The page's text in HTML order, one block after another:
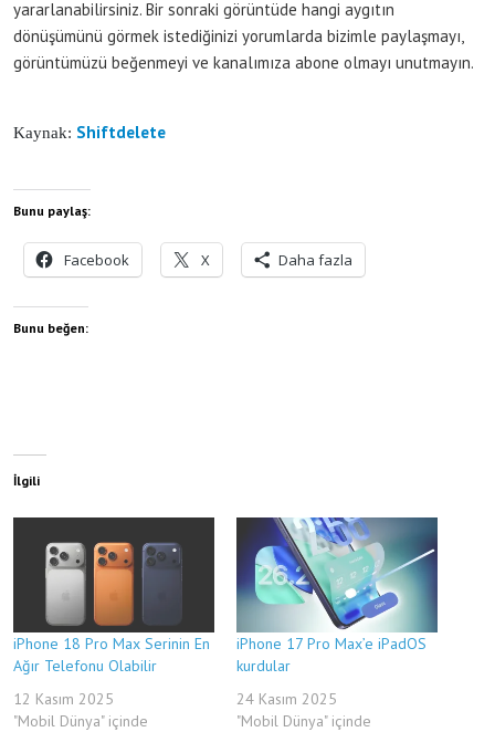
yararlanabilirsiniz. Bir sonraki görüntüde hangi aygıtın
dönüşümünü görmek istediğinizi yorumlarda bizimle paylaşmayı,
görüntümüzü beğenmeyi ve kanalımıza abone olmayı unutmayın.
Kaynak: Shiftdelete
Bunu paylaş:
Facebook X Daha fazla
Bunu beğen:
İlgili
iPhone 18 Pro Max Serinin En
Ağır Telefonu Olabilir
12 Kasım 2025
"Mobil Dünya" içinde
iPhone 17 Pro Max’e iPadOS
kurdular
24 Kasım 2025
"Mobil Dünya" içinde